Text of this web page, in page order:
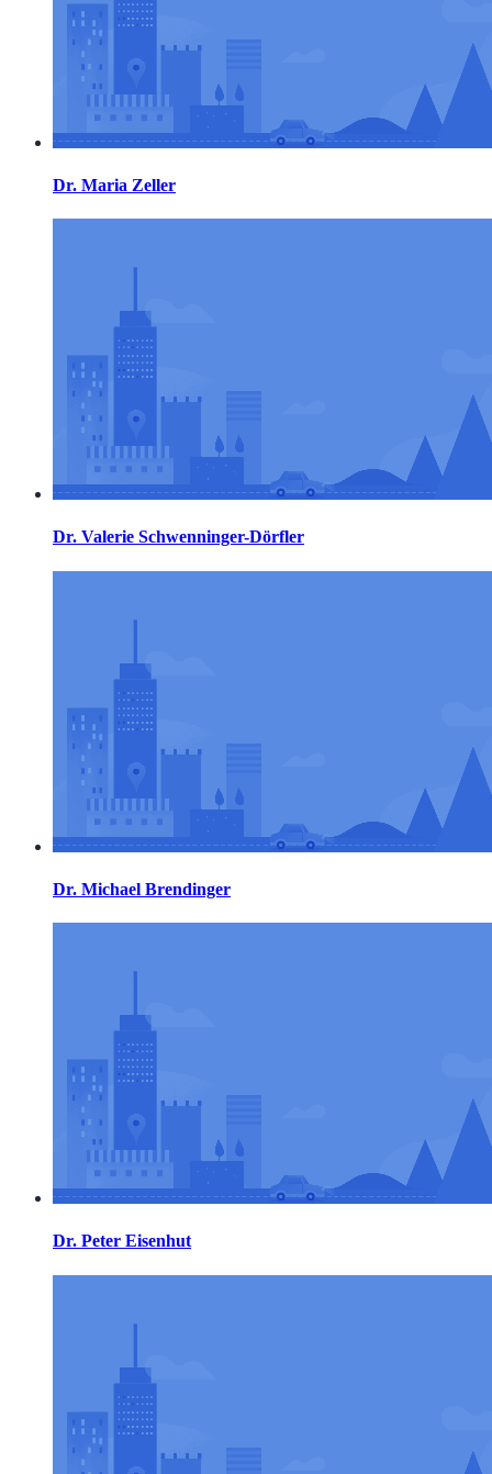
Dr. Maria Zeller
Dr. Valerie Schwenninger-Dörfler
Dr. Michael Brendinger
Dr. Peter Eisenhut